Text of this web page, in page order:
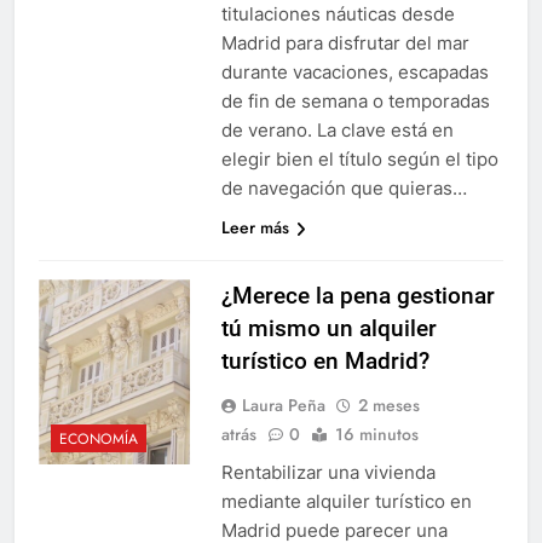
titulaciones náuticas desde
Madrid para disfrutar del mar
durante vacaciones, escapadas
de fin de semana o temporadas
de verano. La clave está en
elegir bien el título según el tipo
de navegación que quieras…
Leer más
ECONOMÍA
¿Merece la pena gestionar
tú mismo un alquiler
turístico en Madrid?
Laura Peña
2 meses
atrás
0 16 minutos
Rentabilizar una vivienda
mediante alquiler turístico en
Madrid puede parecer una